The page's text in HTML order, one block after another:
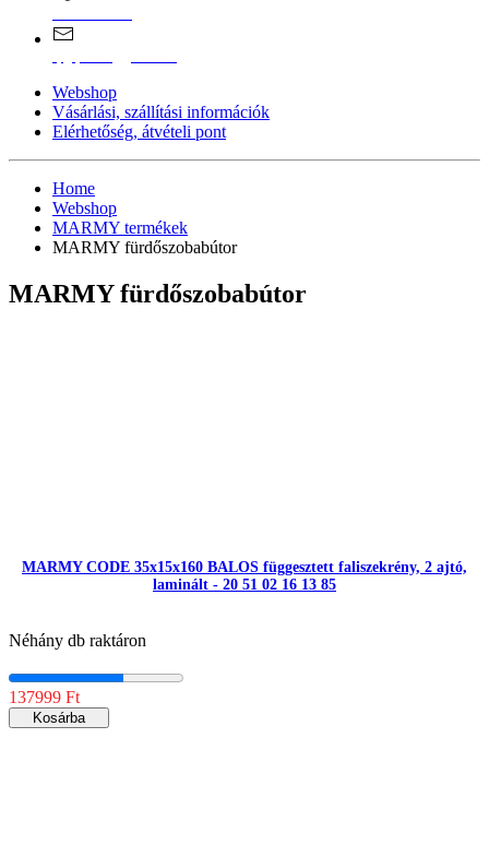
Webshop
Vásárlási, szállítási információk
Elérhetőség, átvételi pont
Home
Webshop
MARMY termékek
MARMY fürdőszobabútor
MARMY fürdőszobabútor
MARMY CODE 35x15x160 BALOS függesztett faliszekrény, 2 ajtó,
laminált - 20 51 02 16 13 85
Néhány db raktáron
137999 Ft
Kosárba